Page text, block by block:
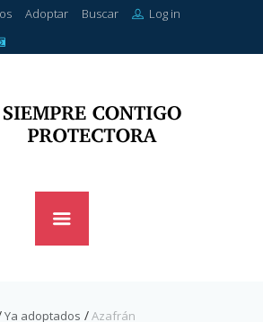
Adoptar Buscar Log in
Ya adoptados Azafrán